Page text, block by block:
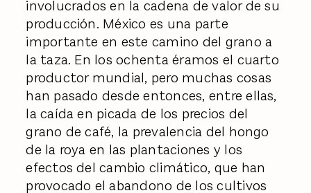
involucrados en la cadena de valor de su
producción. México es una parte
importante en este camino del grano a
la taza. En los ochenta éramos el cuarto
productor mundial, pero muchas cosas
han pasado desde entonces, entre ellas,
la caída en picada de los precios del
grano de café, la prevalencia del hongo
de la roya en las plantaciones y los
efectos del cambio climático, que han
provocado el abandono de los cultivos